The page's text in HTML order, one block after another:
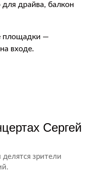
драйва, балкон
площадки —
входе.
Сергей
зрители